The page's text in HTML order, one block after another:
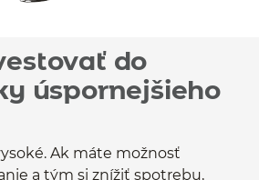
do
úspornejšieho
Ak máte možnosť
a tým si znížiť spotrebu,